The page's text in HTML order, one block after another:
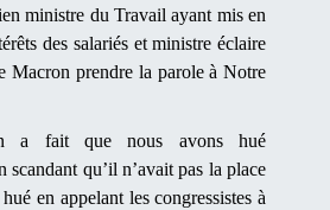
ministre du Travail ayant mis en
des salariés et ministre éclaire
Macron prendre la parole à Notre
a fait que nous avons hué
scandant qu’il n’avait pas la place
en appelant les congressistes à